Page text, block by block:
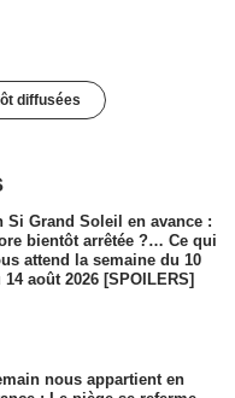
diffusées
Si Grand Soleil en avance :
bientôt arrêtée ?… Ce qui
attend la semaine du 10
14 août 2026 [SPOILERS]
nous appartient en